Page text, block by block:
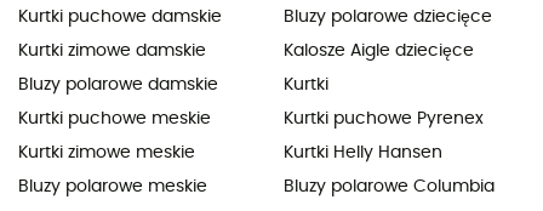
Kurtki puchowe damskie
Kurtki zimowe damskie
Bluzy polarowe damskie
Kurtki puchowe meskie
Kurtki zimowe meskie
Bluzy polarowe meskie
Bluzy polarowe dziecięce
Kalosze Aigle dziecięce
Kurtki
Kurtki puchowe Pyrenex
Kurtki Helly Hansen
Bluzy polarowe Columbia